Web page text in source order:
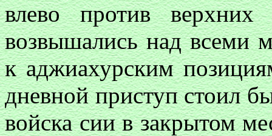
влево против верхних
возвышались над всеми
к аджиахурским
дневной приступ стоил
войска сии в закрытом